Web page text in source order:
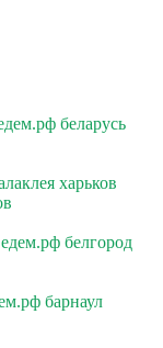
беларусь
харьков
белгород
барнаул